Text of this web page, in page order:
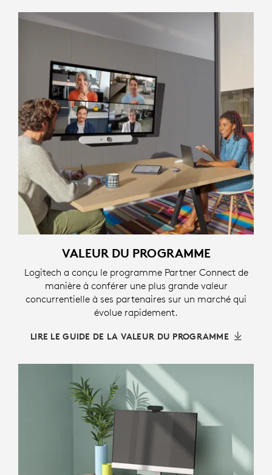
VALEUR DU PROGRAMME
Logitech a conçu le programme Partner Connect de
manière à conférer une plus grande valeur
concurrentielle à ses partenaires sur un marché qui
évolue rapidement.
LIRE LE GUIDE DE LA VALEUR DU PROGRAMME